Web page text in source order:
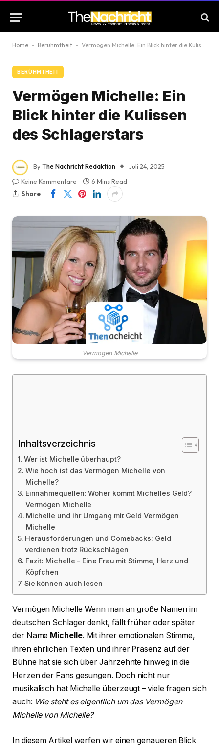
Home - Berühmtheit - Vermögen Michelle: Ein Blick hinter die Kulissen des Schlagerstars
BERÜHMTHEIT
Vermögen Michelle: Ein
Blick hinter die Kulissen
des Schlagerstars
ByThe Nachricht Redaktion
Juli 24, 2025
Keine Kommentare
6 Mins Read
Share
Vermögen Michelle
Inhaltsverzeichnis
Wer ist Michelle überhaupt?
Wie hoch ist das Vermögen Michelle von
Michelle?
Einnahmequellen: Woher kommt Michelles Geld?
Vermögen Michelle
Michelle und ihr Umgang mit Geld Vermögen
Michelle
Herausforderungen und Comebacks: Geld
verdienen trotz Rückschlägen
Fazit: Michelle – Eine Frau mit Stimme, Herz und
Köpfchen
Sie können auch lesen
Vermögen Michelle Wenn man an große Namen im
deutschen Schlager denkt, fällt früher oder später
der Name Michelle. Mit ihrer emotionalen Stimme,
ihren ehrlichen Texten und ihrer Präsenz auf der
Bühne hat sie sich über Jahrzehnte hinweg in die
Herzen der Fans gesungen. Doch nicht nur
musikalisch hat Michelle überzeugt – viele fragen sich
auch: Wie steht es eigentlich um das Vermögen
Michelle von Michelle?
In diesem Artikel werfen wir einen genaueren Blick